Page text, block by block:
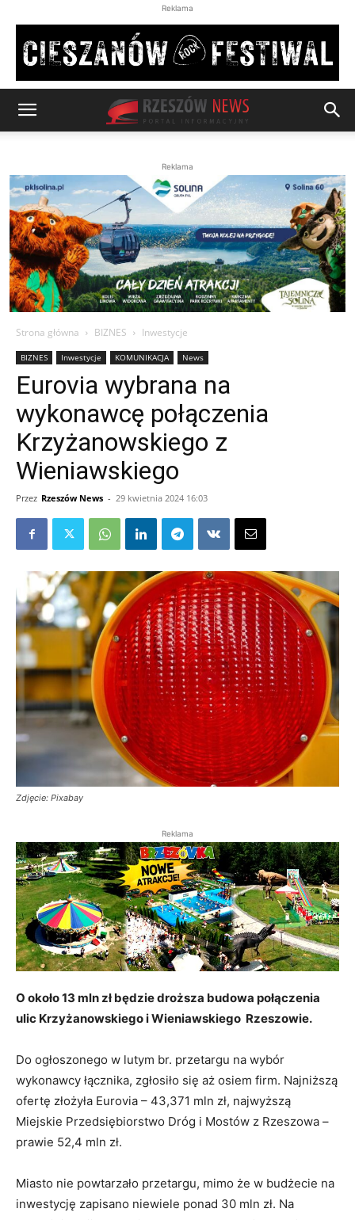
Reklama
Reklama
Strona główna BIZNES Inwestycje
BIZNES Inwestycje KOMUNIKACJA News
Eurovia wybrana na
wykonawcę połączenia
Krzyżanowskiego z
Wieniawskiego
Przez Rzeszów News - 29 kwietnia 2024 16:03
Zdjęcie: Pixabay
Reklama
O około 13 mln zł będzie droższa budowa połączenia
ulic Krzyżanowskiego i Wieniawskiego Rzeszowie.
Do ogłoszonego w lutym br. przetargu na wybór
wykonawcy łącznika, zgłosiło się aż osiem firm. Najniższą
ofertę złożyła Eurovia – 43,371 mln zł, najwyższą
Miejskie Przedsiębiorstwo Dróg i Mostów z Rzeszowa –
prawie 52,4 mln zł.
Miasto nie powtarzało przetargu, mimo że w budżecie na
inwestycję zapisano niewiele ponad 30 mln zł. Na